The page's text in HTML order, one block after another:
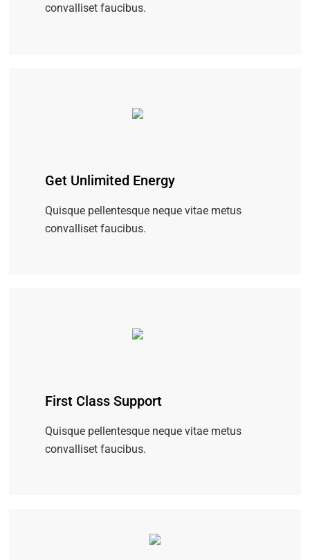
convalliset faucibus.
Get Unlimited Energy
Quisque pellentesque neque vitae metus
convalliset faucibus.
First Class Support
Quisque pellentesque neque vitae metus
convalliset faucibus.